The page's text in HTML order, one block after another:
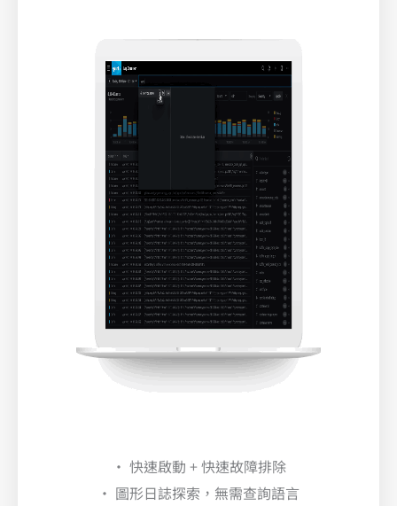
• 快速啟動 + 快速故障排除
• 圖形日誌探索，無需查詢語言